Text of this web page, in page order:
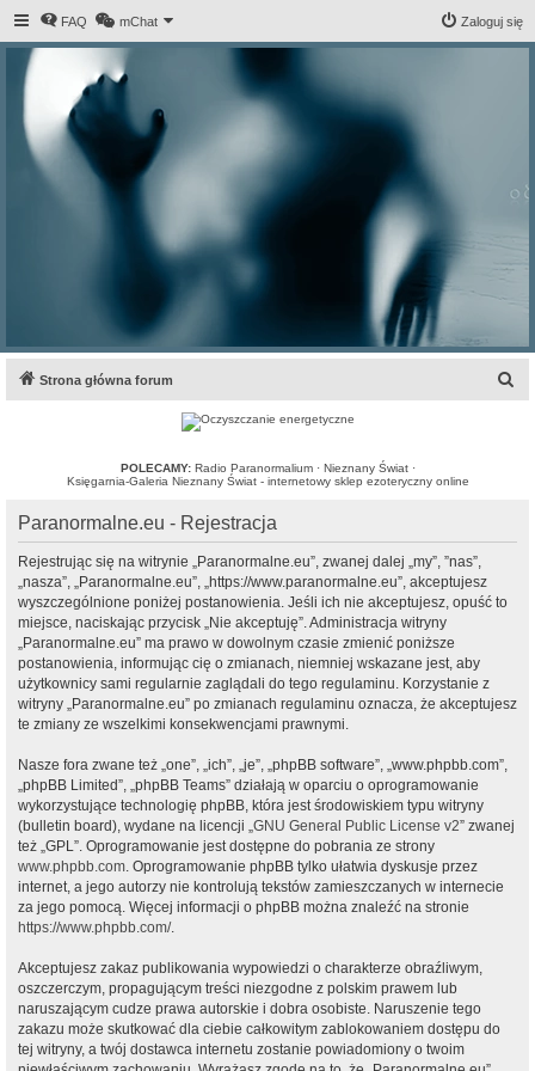
FAQ mChat Zaloguj się
Strona główna forum
POLECAMY: Radio Paranormalium· Nieznany Świat·
Księgarnia-Galeria Nieznany Świat - internetowy sklep ezoteryczny online
Paranormalne.eu - Rejestracja
Rejestrując się na witrynie „Paranormalne.eu”, zwanej dalej „my”, ”nas”,
„nasza”, „Paranormalne.eu”, „https://www.paranormalne.eu”, akceptujesz
wyszczególnione poniżej postanowienia. Jeśli ich nie akceptujesz, opuść to
miejsce, naciskając przycisk „Nie akceptuję”. Administracja witryny
„Paranormalne.eu” ma prawo w dowolnym czasie zmienić poniższe
postanowienia, informując cię o zmianach, niemniej wskazane jest, aby
użytkownicy sami regularnie zaglądali do tego regulaminu. Korzystanie z
witryny „Paranormalne.eu” po zmianach regulaminu oznacza, że akceptujesz
te zmiany ze wszelkimi konsekwencjami prawnymi.
Nasze fora zwane też „one”, „ich”, „je”, „phpBB software”, „www.phpbb.com”,
„phpBB Limited”, „phpBB Teams” działają w oparciu o oprogramowanie
wykorzystujące technologię phpBB, która jest środowiskiem typu witryny
(bulletin board), wydane na licencji „GNU General Public License v2” zwanej
też „GPL”. Oprogramowanie jest dostępne do pobrania ze strony
www.phpbb.com. Oprogramowanie phpBB tylko ułatwia dyskusje przez
internet, a jego autorzy nie kontrolują tekstów zamieszczanych w internecie
za jego pomocą. Więcej informacji o phpBB można znaleźć na stronie
https://www.phpbb.com/.
Akceptujesz zakaz publikowania wypowiedzi o charakterze obraźliwym,
oszczerczym, propagującym treści niezgodne z polskim prawem lub
naruszającym cudze prawa autorskie i dobra osobiste. Naruszenie tego
zakazu może skutkować dla ciebie całkowitym zablokowaniem dostępu do
tej witryny, a twój dostawca internetu zostanie powiadomiony o twoim